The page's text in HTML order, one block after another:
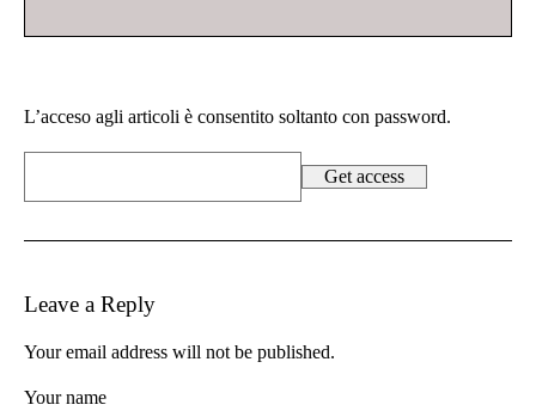
L’acceso agli articoli è consentito soltanto con password.
Leave a Reply
Your email address will not be published.
Your name